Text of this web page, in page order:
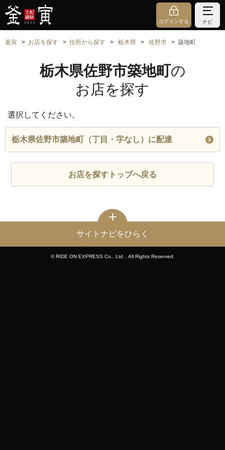
ログインする ナビ
釜寅 お店を探す 住所から探す 栃木県 佐野市 築地町
栃木県佐野市築地町の
お店を探す
選択してください。
栃木県佐野市築地町（丁目・字なし）に配達
お店を探すトップへ戻る
サイトナビをひらく
© RIDE ON EXPRESS Co., Ltd．All Rights Reserved.